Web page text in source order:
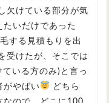
欠けている部分が気
いだけであった
する見積もりを出
受けたが、そこでは
いる方のみ)と言っ
がやばい
どちら